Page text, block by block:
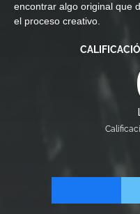
encontrar algo original que
el proceso creativo.